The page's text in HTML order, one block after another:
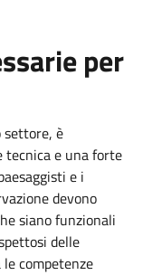
per
settore, è
tecnica e una forte
e i
devono
siano funzionali
delle
competenze